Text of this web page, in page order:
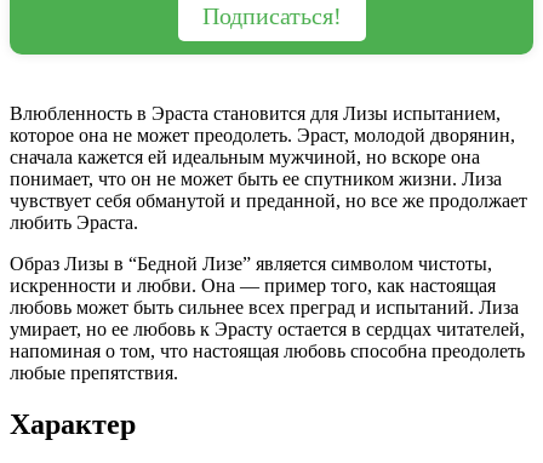
Подписаться!
Влюбленность в Эраста становится для Лизы испытанием,
которое она не может преодолеть. Эраст, молодой дворянин,
сначала кажется ей идеальным мужчиной, но вскоре она
понимает, что он не может быть ее спутником жизни. Лиза
чувствует себя обманутой и преданной, но все же продолжает
любить Эраста.
Образ Лизы в “Бедной Лизе” является символом чистоты,
искренности и любви. Она — пример того, как настоящая
любовь может быть сильнее всех преград и испытаний. Лиза
умирает, но ее любовь к Эрасту остается в сердцах читателей,
напоминая о том, что настоящая любовь способна преодолеть
любые препятствия.
Характер